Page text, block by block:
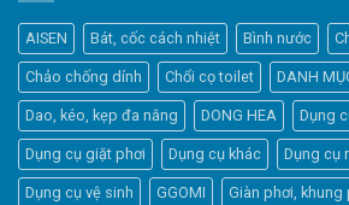
AISEN Bát, cốc cách nhiệt Bình nước
Chảo chống dính Chổi cọ toilet DANH
Dao, kéo, kẹp đa năng DONG HEA Dụng
Dụng cụ giặt phơi Dụng cụ khác Dụng cụ
Dụng cụ vệ sinh GGOMI Giàn phơi, khung